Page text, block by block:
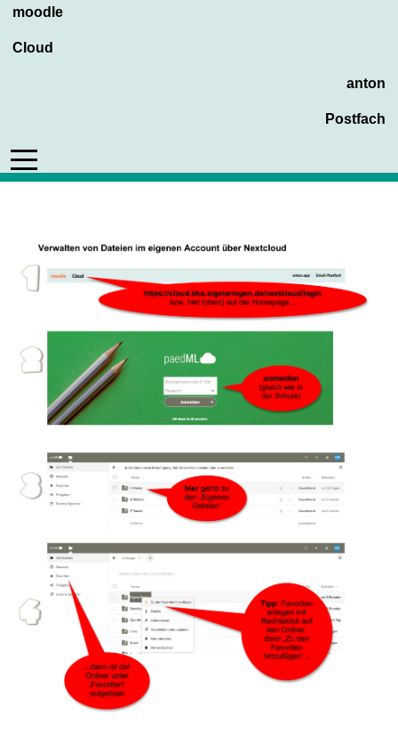
moodle
Cloud
anton
Postfach
Mobile Menu Toggle